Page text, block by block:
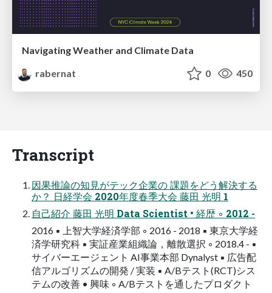
Navigating Weather and Climate Data
rabernat
0 450
Transcript
因果推論の知見がテック企業の 課題をどう解決する
か？ 日経学会 2020年度春季大会 藤田 光明 1
自己紹介 藤田 光明 Data Scientist • 経歴 ◦ 2012 -
2016 ▪ 上智大学経済学部 ◦ 2016 - 2018 ▪ 東京大学経
済学研究科 ▪ 実証産業組織論，離散選択 ◦ 2018.4 - ▪
サイバーエージェント AI事業本部 Dynalyst ▪ 広告配
信アルゴリズムの開発 / 実装 ▪ A/Bテスト(RCT)シス
テムの改善 • 興味 ◦ A/Bテストを通したプロダクト